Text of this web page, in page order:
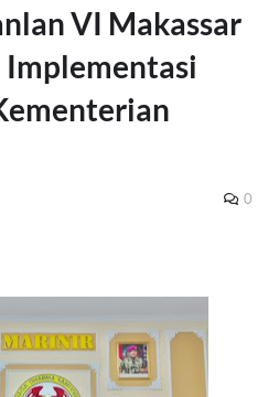
VI Makassar
Implementasi
0